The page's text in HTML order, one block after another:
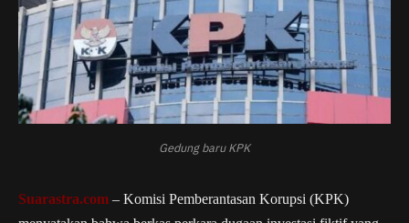
Gedung baru KPK
Suarastra.com – Komisi Pemberantasan Korupsi (KPK)